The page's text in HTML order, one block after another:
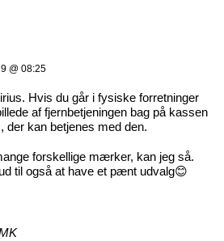
@ 08:25
Hvis du går i fysiske forretninger
af fjernbetjeningen bag på kassen
der kan betjenes med den.
forskellige mærker, kan jeg så.
til også at have et pænt udvalg😊